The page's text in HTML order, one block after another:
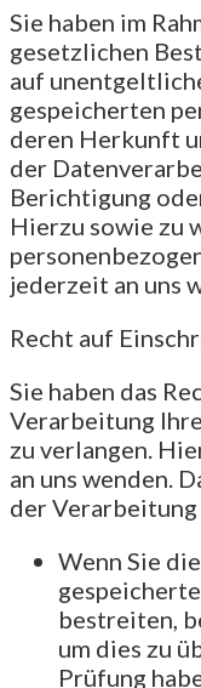
Sie haben im
gesetzlichen
auf
gespeicherten
deren Herkunft
der
Berichtigung
Hierzu sowie zu
jederzeit an uns
Recht auf
Sie haben das
Verarbeitung
zu verlangen.
an uns wenden.
der
Wenn Sie
bestreiten,
um dies zu
Prüfung